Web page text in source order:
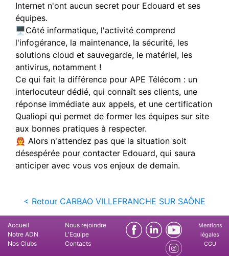
Internet n'ont aucun secret pour Edouard et ses
équipes.
🖥️Côté informatique, l'activité comprend
l'infogérance, la maintenance, la sécurité, les
solutions cloud et sauvegarde, le matériel, les
antivirus, notamment !
Ce qui fait la différence pour APE Télécom : un
interlocuteur dédié, qui connaît ses clients, une
réponse immédiate aux appels, et une certification
Qualiopi qui permet de former les équipes sur site
aux bonnes pratiques à respecter.
👨‍🚒 Alors n'attendez pas que la situation soit
désespérée pour contacter Edouard, qui saura
anticiper avec vous vos enjeux de demain.
< Retour CARBAO VILLEFRANCHE SUR SAÔNE
Accueil
Notre ADN
Nos Clubs
Nous rejoindre
L'Equipe
Contacts
Mentions
légales
CGU